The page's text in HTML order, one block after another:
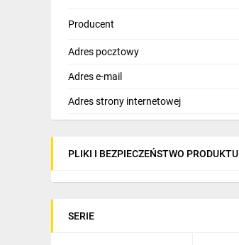
Producent
Adres pocztowy
Adres e-mail
Adres strony internetowej
PLIKI I BEZPIECZEŃSTWO PRODUKTU
SERIE